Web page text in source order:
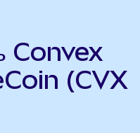
Convex
(CVX